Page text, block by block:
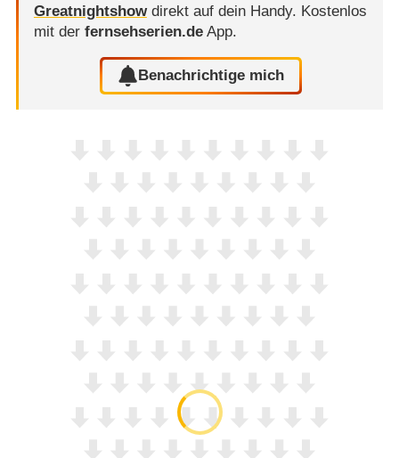
Greatnightshowdirekt auf dein Handy. Kostenlos
mit der fernsehserien.deApp.
Benachrichtige mich